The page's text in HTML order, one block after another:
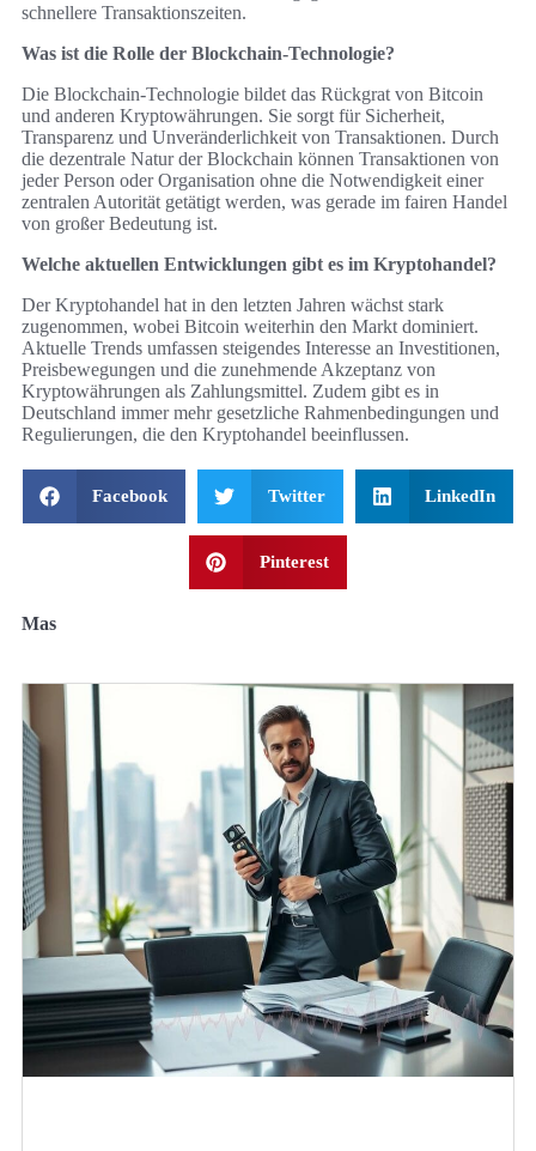
schnellere Transaktionszeiten.
Was ist die Rolle der Blockchain-Technologie?
Die Blockchain-Technologie bildet das Rückgrat von Bitcoin
und anderen Kryptowährungen. Sie sorgt für Sicherheit,
Transparenz und Unveränderlichkeit von Transaktionen. Durch
die dezentrale Natur der Blockchain können Transaktionen von
jeder Person oder Organisation ohne die Notwendigkeit einer
zentralen Autorität getätigt werden, was gerade im fairen Handel
von großer Bedeutung ist.
Welche aktuellen Entwicklungen gibt es im Kryptohandel?
Der Kryptohandel hat in den letzten Jahren wächst stark
zugenommen, wobei Bitcoin weiterhin den Markt dominiert.
Aktuelle Trends umfassen steigendes Interesse an Investitionen,
Preisbewegungen und die zunehmende Akzeptanz von
Kryptowährungen als Zahlungsmittel. Zudem gibt es in
Deutschland immer mehr gesetzliche Rahmenbedingungen und
Regulierungen, die den Kryptohandel beeinflussen.
Facebook Twitter LinkedIn
Pinterest
Mas